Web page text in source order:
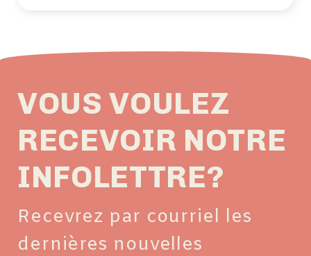
VOUS VOULEZ
RECEVOIR NOTRE
INFOLETTRE?
Recevrez par courriel les
dernières nouvelles